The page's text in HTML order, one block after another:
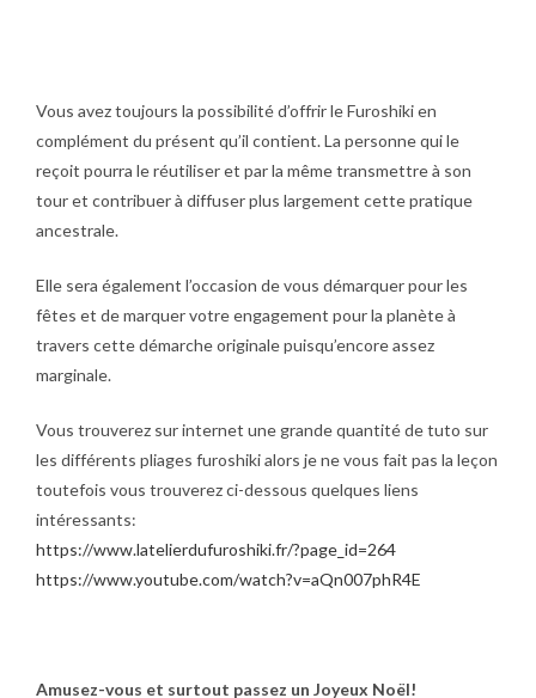
Vous avez toujours la possibilité d’offrir le Furoshiki en
complément du présent qu’il contient. La personne qui le
reçoit pourra le réutiliser et par la même transmettre à son
tour et contribuer à diffuser plus largement cette pratique
ancestrale.
Elle sera également l’occasion de vous démarquer pour les
fêtes et de marquer votre engagement pour la planète à
travers cette démarche originale puisqu’encore assez
marginale.
Vous trouverez sur internet une grande quantité de tuto sur
les différents pliages furoshiki alors je ne vous fait pas la leçon
toutefois vous trouverez ci-dessous quelques liens
intéressants:
https://www.latelierdufuroshiki.fr/?page_id=264
https://www.youtube.com/watch?v=aQn007phR4E
Amusez-vous et surtout passez un Joyeux Noël!